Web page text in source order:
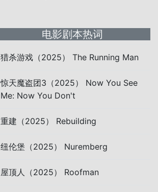
电影剧本热词
猎杀游戏（2025） The Running Man
惊天魔盗团3（2025） Now You See
Me: Now You Don't
重建（2025） Rebuilding
纽伦堡（2025） Nuremberg
屋顶人（2025） Roofman